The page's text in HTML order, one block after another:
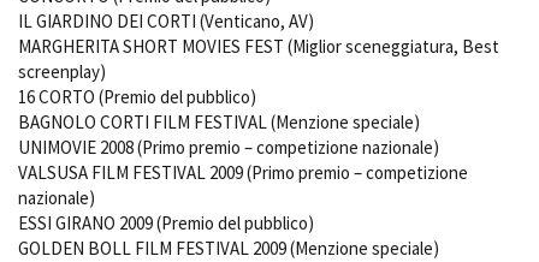
IL GIARDINO DEI CORTI (Venticano, AV)
MARGHERITA SHORT MOVIES FEST (Miglior sceneggiatura, Best
screenplay)
16 CORTO (Premio del pubblico)
BAGNOLO CORTI FILM FESTIVAL (Menzione speciale)
UNIMOVIE 2008 (Primo premio – competizione nazionale)
VALSUSA FILM FESTIVAL 2009 (Primo premio – competizione
nazionale)
ESSI GIRANO 2009 (Premio del pubblico)
GOLDEN BOLL FILM FESTIVAL 2009 (Menzione speciale)